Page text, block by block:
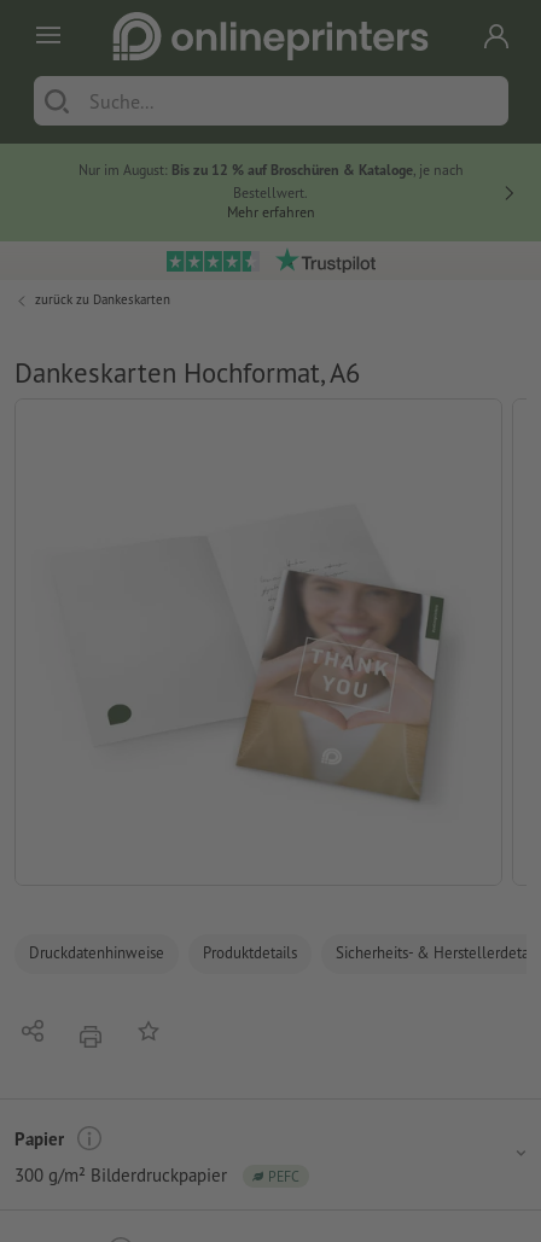
Nur im August: Bis zu 12 % auf Broschüren & Kataloge, je nach
Bestellwert.
Mehr erfahren
zurück zu Dankeskarten
Dankeskarten Hochformat, A6
Druckdatenhinweise Produktdetails Sicherheits- &
Teilen DruckenAuf die Merkliste
Papier
300 g/m² Bilderdruckpapier
PEFC